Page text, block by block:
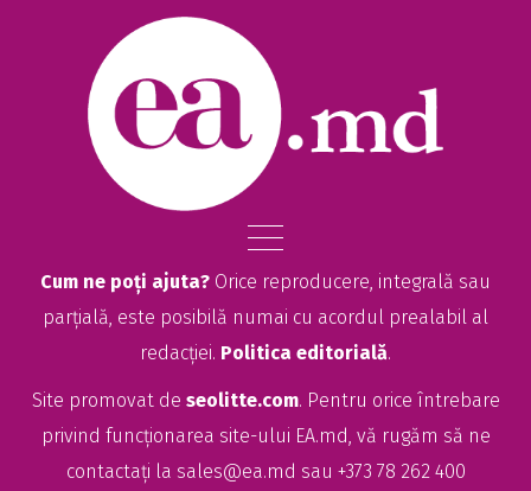
Cum ne poți ajuta? Orice reproducere, integrală sau
parțială, este posibilă numai cu acordul prealabil al
redacției. Politica editorială.
Site promovat de seolitte.com. Pentru orice întrebare
privind funcționarea site-ului EA.md, vă rugăm să ne
contactați la sales@ea.md sau +373 78 262 400